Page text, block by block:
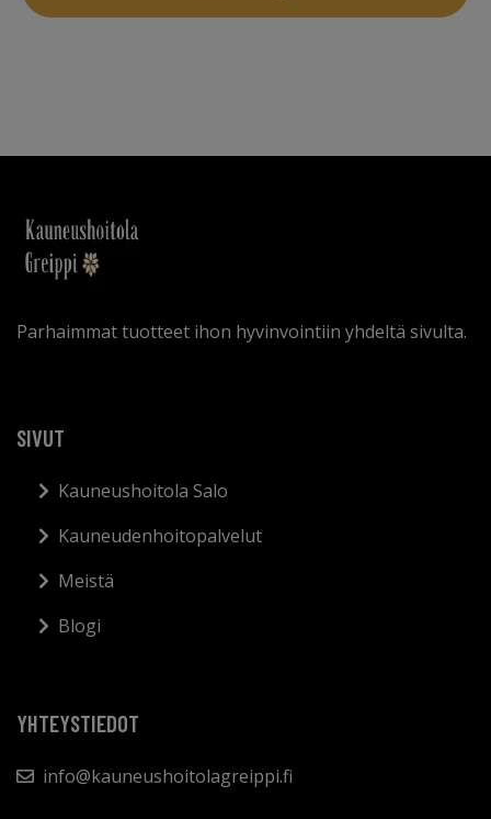
Parhaimmat tuotteet ihon hyvinvointiin yhdeltä sivulta.
SIVUT
Kauneushoitola Salo
Kauneudenhoitopalvelut
Meistä
Blogi
YHTEYSTIEDOT
info@kauneushoitolagreippi.fi